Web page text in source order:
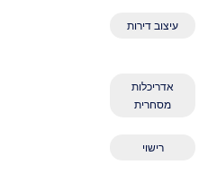
עיצוב דירות
אדריכלות
מסחרית
רישוי